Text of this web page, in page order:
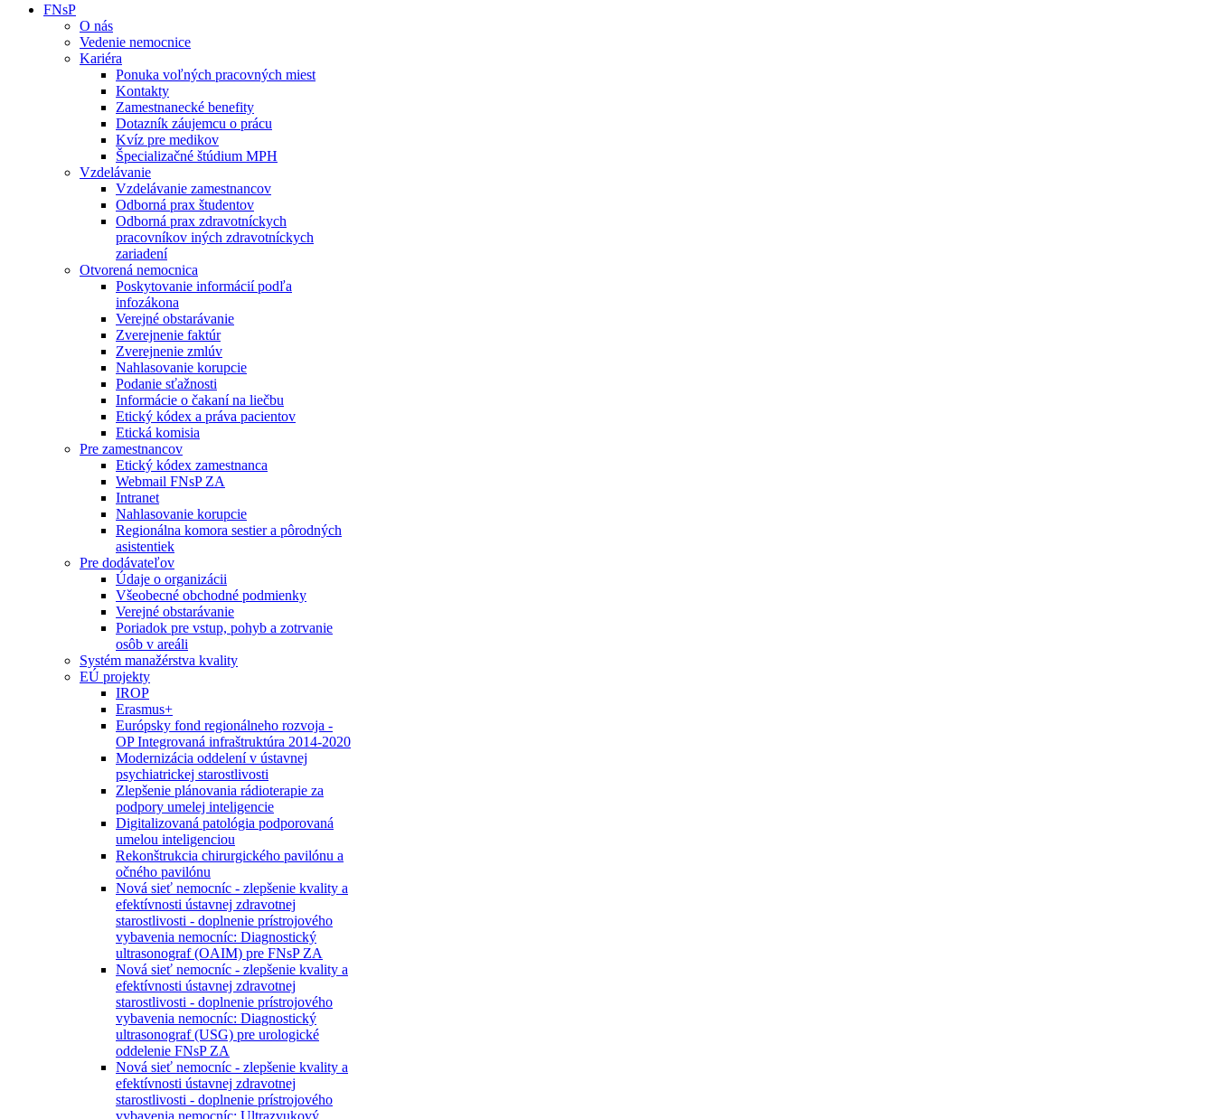
FNsP
O nás
Vedenie nemocnice
Kariéra
Ponuka voľných pracovných miest
Kontakty
Zamestnanecké benefity
Dotazník záujemcu o prácu
Kvíz pre medikov
Špecializačné štúdium MPH
Vzdelávanie
Vzdelávanie zamestnancov
Odborná prax študentov
Odborná prax zdravotníckych
pracovníkov iných zdravotníckych
zariadení
Otvorená nemocnica
Poskytovanie informácií podľa
infozákona
Verejné obstarávanie
Zverejnenie faktúr
Zverejnenie zmlúv
Nahlasovanie korupcie
Podanie sťažnosti
Informácie o čakaní na liečbu
Etický kódex a práva pacientov
Etická komisia
Pre zamestnancov
Etický kódex zamestnanca
Webmail FNsP ZA
Intranet
Nahlasovanie korupcie
Regionálna komora sestier a pôrodných
asistentiek
Pre dodávateľov
Údaje o organizácii
Všeobecné obchodné podmienky
Verejné obstarávanie
Poriadok pre vstup, pohyb a zotrvanie
osôb v areáli
Systém manažérstva kvality
EÚ projekty
IROP
Erasmus+
Európsky fond regionálneho rozvoja -
OP Integrovaná infraštruktúra 2014-2020
Modernizácia oddelení v ústavnej
psychiatrickej starostlivosti
Zlepšenie plánovania rádioterapie za
podpory umelej inteligencie
Digitalizovaná patológia podporovaná
umelou inteligenciou
Rekonštrukcia chirurgického pavilónu a
očného pavilónu
Nová sieť nemocníc - zlepšenie kvality a
efektívnosti ústavnej zdravotnej
starostlivosti - doplnenie prístrojového
vybavenia nemocníc: Diagnostický
ultrasonograf (OAIM) pre FNsP ZA
Nová sieť nemocníc - zlepšenie kvality a
efektívnosti ústavnej zdravotnej
starostlivosti - doplnenie prístrojového
vybavenia nemocníc: Diagnostický
ultrasonograf (USG) pre urologické
oddelenie FNsP ZA
Nová sieť nemocníc - zlepšenie kvality a
efektívnosti ústavnej zdravotnej
starostlivosti - doplnenie prístrojového
vybavenia nemocníc: Ultrazvukový